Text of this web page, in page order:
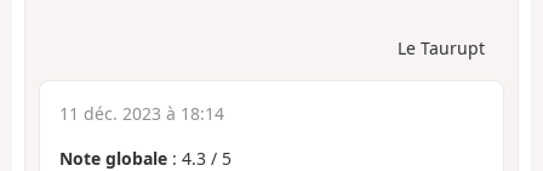
Le Taurupt
11 déc. 2023 à 18:14
Note globale : 4.3 / 5